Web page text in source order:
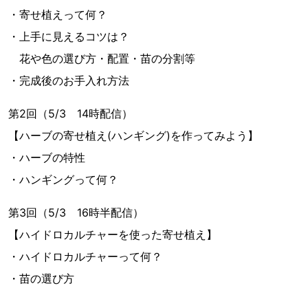
・寄せ植えって何？
・上手に見えるコツは？
花や色の選び方・配置・苗の分割等
・完成後のお手入れ方法
第2回（5/3 14時配信）
【ハーブの寄せ植え(ハンギング)を作ってみよう】
・ハーブの特性
・ハンギングって何？
第3回（5/3 16時半配信）
【ハイドロカルチャーを使った寄せ植え】
・ハイドロカルチャーって何？
・苗の選び方